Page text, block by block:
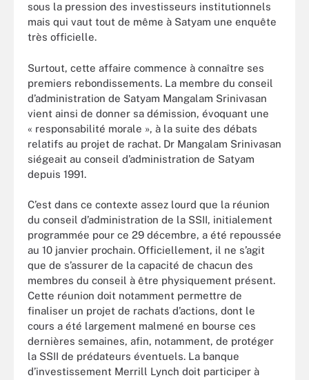
sous la pression des investisseurs institutionnels
mais qui vaut tout de même à Satyam une enquête
très officielle.
Surtout, cette affaire commence à connaître ses
premiers rebondissements. La membre du conseil
d’administration de Satyam Mangalam Srinivasan
vient ainsi de donner sa démission, évoquant une
« responsabilité morale », à la suite des débats
relatifs au projet de rachat. Dr Mangalam Srinivasan
siégeait au conseil d’administration de Satyam
depuis 1991.
C’est dans ce contexte assez lourd que la réunion
du conseil d’administration de la SSII, initialement
programmée pour ce 29 décembre, a été repoussée
au 10 janvier prochain. Officiellement, il ne s’agit
que de s’assurer de la capacité de chacun des
membres du conseil à être physiquement présent.
Cette réunion doit notamment permettre de
finaliser un projet de rachats d’actions, dont le
cours a été largement malmené en bourse ces
dernières semaines, afin, notamment, de protéger
la SSII de prédateurs éventuels. La banque
d’investissement Merrill Lynch doit participer à